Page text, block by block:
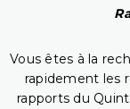
Vous êtes à la
rapidement les
rapports du